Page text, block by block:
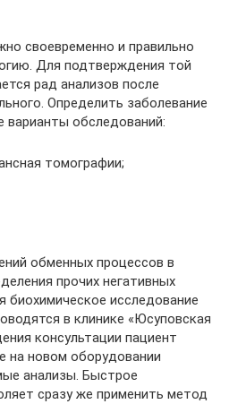
своевременно и правильно
Для подтверждения той
рад анализов после
Определить заболевание
обследований:
томографии;
обменных процессов в
прочих негативных
биохимическое исследование
в клинике «Юсуповская
консультации пациент
на новом оборудовании
анализы. Быстрое
сразу же применить метод